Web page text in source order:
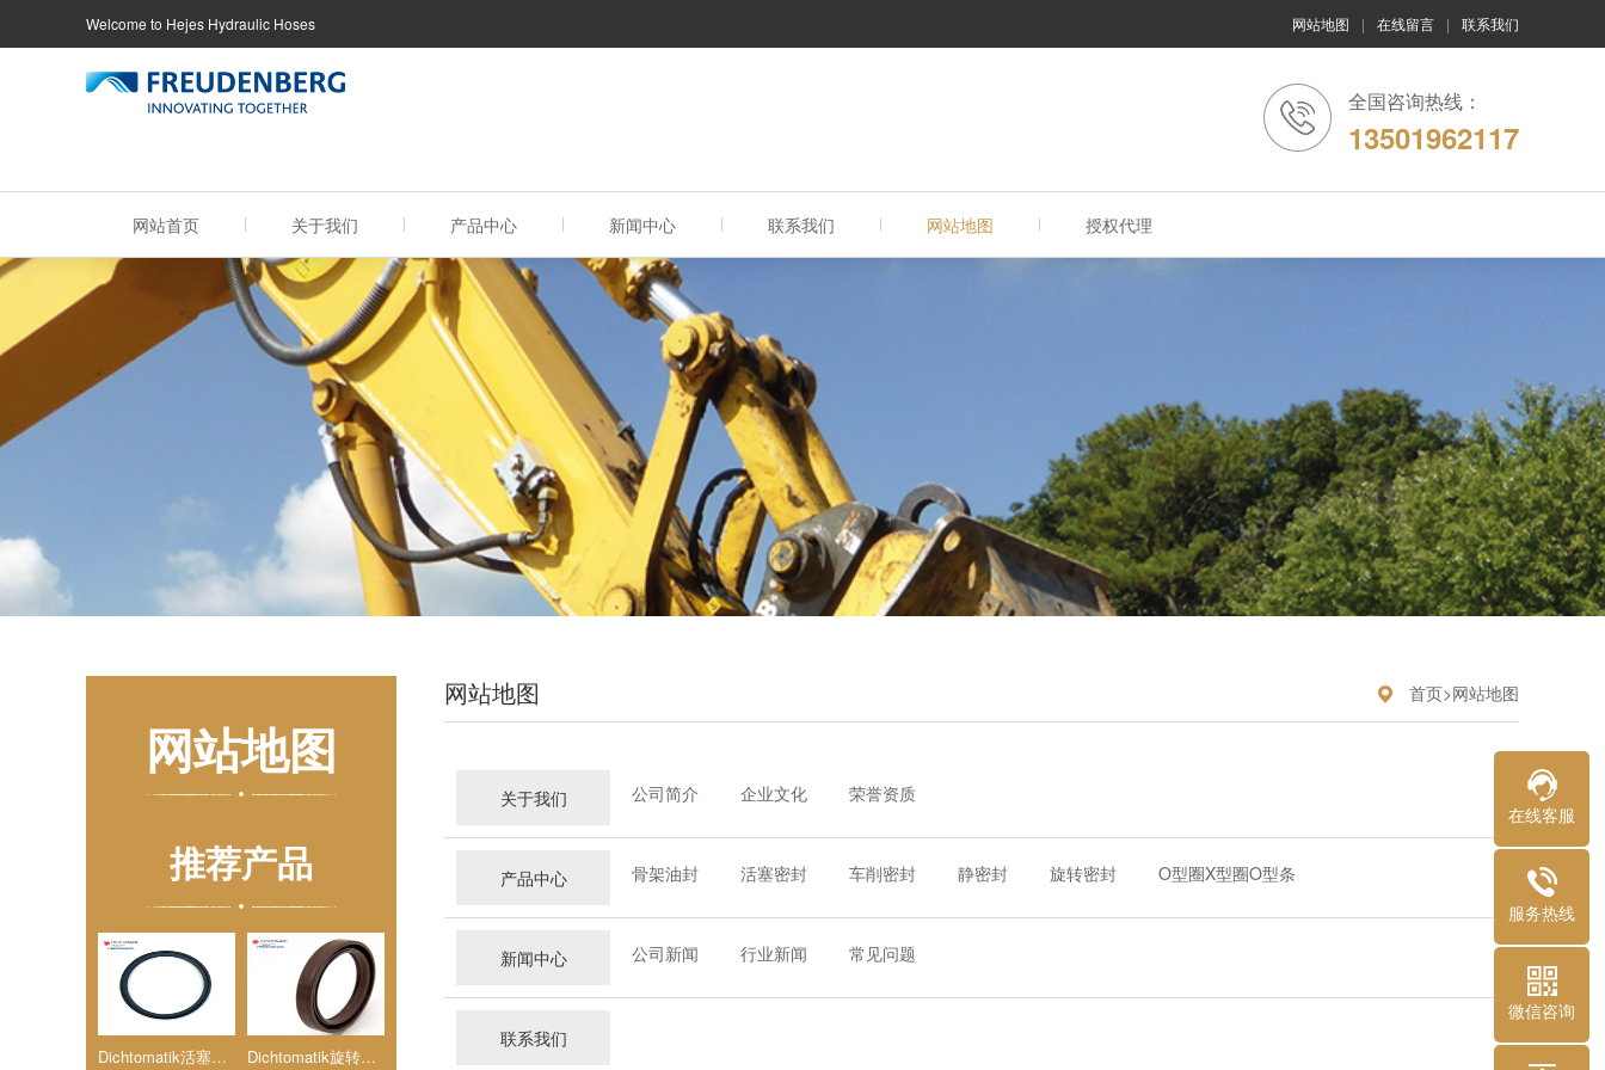
Welcome to Hejes Hydraulic Hoses 网站地图 | 在线留言 | 联系我们
全国咨询热线：
13501962117
网站首页 关于我们 产品中心 新闻中心 联系我们 网站地图 授权代理
网站地图
推荐产品
Dichtomatik活塞杆密封(DS) Dichtomatik旋转油封WAY/WASY
首页>网站地图
网站地图
关于我们 公司简介 企业文化 荣誉资质
产品中心 骨架油封 活塞密封 车削密封 静密封 旋转密封 O型圈X型圈O型条
新闻中心 公司新闻 行业新闻 常见问题
联系我们
在线客服
服务热线
微信咨询